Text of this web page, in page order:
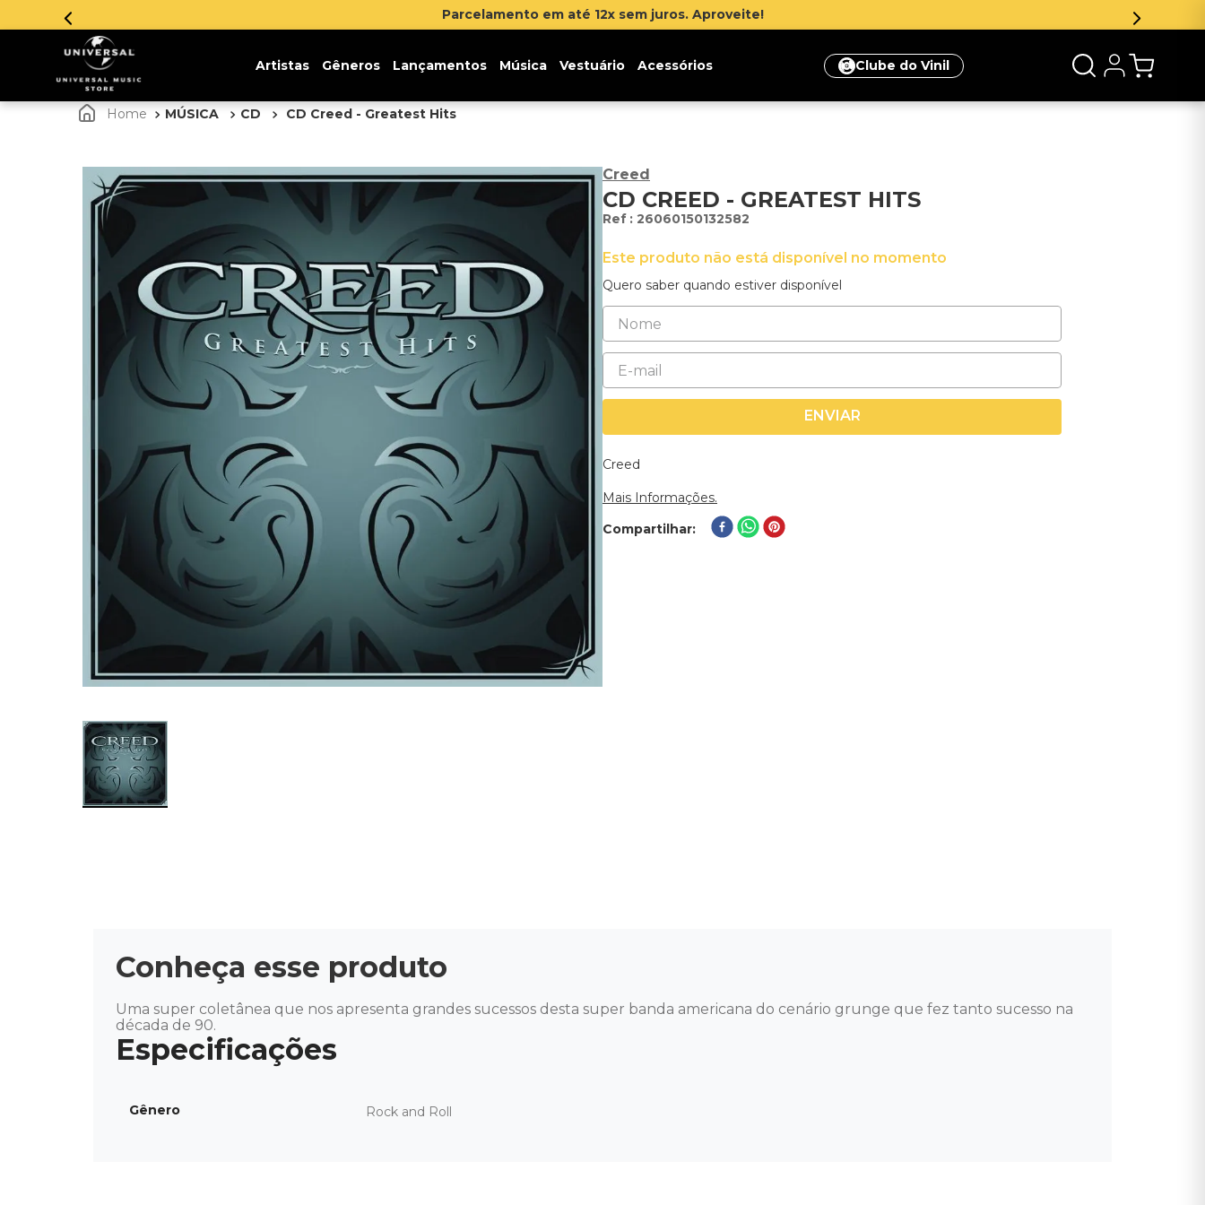
Parcelamento em até 12x sem juros. Aproveite!
Artistas Gêneros Lançamentos Música Vestuário Acessórios Clube do Vinil
MÚSICA CD CD Creed - Greatest Hits
Creed
CD CREED - GREATEST HITS
: 26060150132582
Este produto não está disponível no momento
Quero saber quando estiver disponível
ENVIAR
Creed
Mais Informações.
Compartilhar
Conheça esse produto
Uma super coletânea que nos apresenta grandes sucessos desta super banda americana do cenário grunge que fez tanto sucesso na
década de 90.
Gênero Rock and Roll